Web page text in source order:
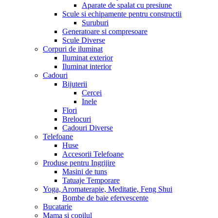
Aparate de spalat cu presiune
Scule si echipamente pentru constructii
Suruburi
Generatoare si compresoare
Scule Diverse
Corpuri de iluminat
Iluminat exterior
Iluminat interior
Cadouri
Bijuterii
Cercei
Inele
Flori
Brelocuri
Cadouri Diverse
Telefoane
Huse
Accesorii Telefoane
Produse pentru Ingrijire
Masini de tuns
Tatuaje Temporare
Yoga, Aromaterapie, Meditatie, Feng Shui
Bombe de baie efervescente
Bucatarie
Mama si copilul